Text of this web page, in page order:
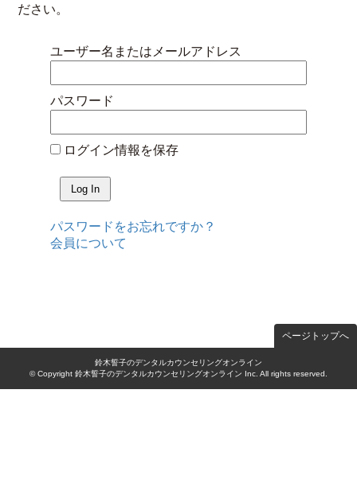
ださい。
ユーザー名またはメールアドレス
パスワード
ログイン情報を保存
パスワードをお忘れですか？
会員について
ページトップへ
鈴木誓子のデンタルカウンセリングオンライン
© Copyright 鈴木誓子のデンタルカウンセリングオンライン Inc. All rights reserved.